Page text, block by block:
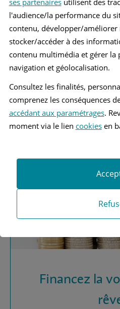
Vous
assurance
Obtenez vos
Financez la
l'audience/la performance du
contenu, développer/améliorer
stocker/accéder à des
contenu multimédia et gérer la
navigation et géolocalisation.
Consultez les finalités,
comprenez les conséquences
accédant aux paramétrages.
moment via le lien cookiesen